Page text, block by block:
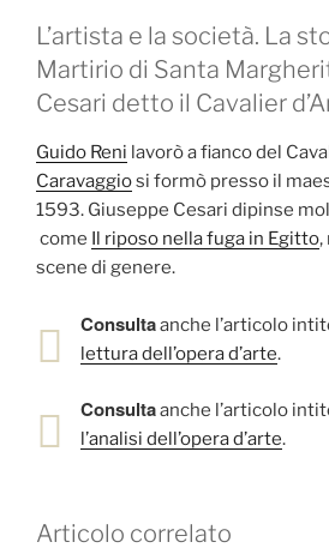
L’artista e la società. La
Martirio di Santa
Cesari detto il Cavalier
Guido Reni lavorò a fianco del
Caravaggiosi formò presso il
1593. Giuseppe Cesari dipinse
come
Il riposo nella fuga in Egitto,
scene di genere.
Consultaanche l’articolo
lettura dell’opera d’arte.
Consultaanche l’articolo
l’analisi dell’opera d’arte.
Articolo correlato